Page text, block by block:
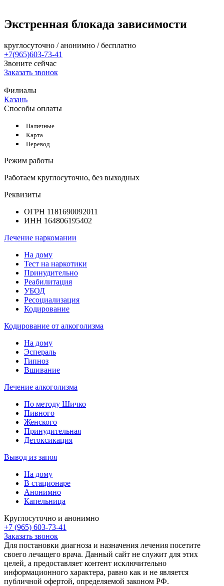
Экстренная блокада зависимости
круглосуточно / анонимно / бесплатно
+7(965)603-73-41
Звоните сейчас
Заказать звонок
Филиалы
Казань
Способы оплаты
Наличные
Карта
Перевод
Режим работы
Работаем круглосуточно, без выходных
Реквизиты
ОГРН 1181690092011
ИНН 164806195402
Лечение наркомании
На дому
Тест на наркотики
Принудительно
Реабилитация
УБОД
Ресоциализация
Кодирование
Кодирование от алкоголизма
На дому
Эспераль
Гипноз
Вшивание
Лечение алкоголизма
По методу Шичко
Пивного
Женского
Принудительная
Детоксикация
Вывод из запоя
На дому
В стационаре
Анонимно
Капельница
Круглосуточно и анонимно
+7 (965) 603-73-41
Заказать звонок
Для постановки диагноза и назначения лечения посетите
своего лечащего врача. Данный сайт не служит для этих
целей, а предоставляет контент исключительно
информационного характера, равно как и не является
публичной офертой, определяемой законом РФ.